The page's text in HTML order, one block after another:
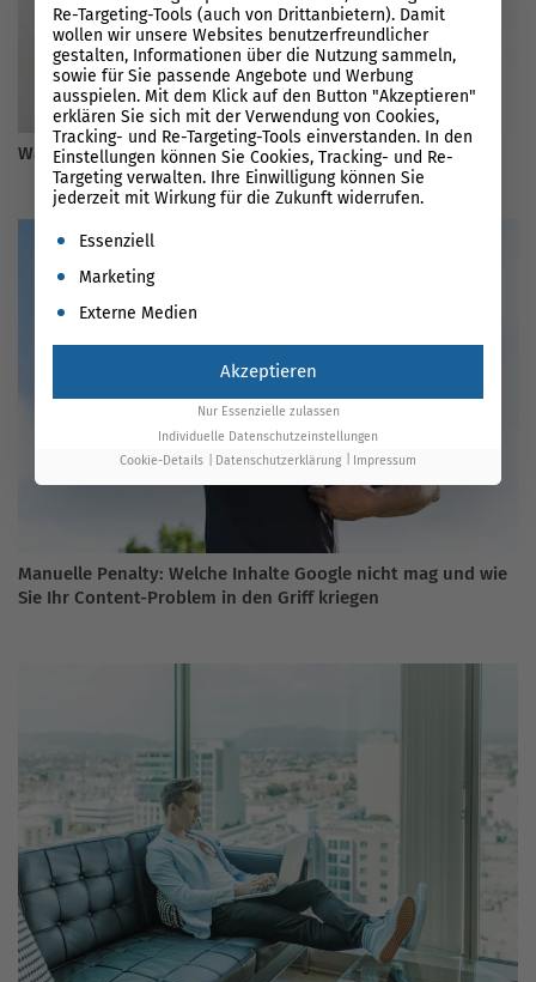
Was ist Social Media Advertising? Der Guide für 2026
Manuelle Penalty: Welche Inhalte Google nicht mag und wie
Sie Ihr Content-Problem in den Griff kriegen
Re-Targeting-Tools (auch von Drittanbietern). Damit
wollen wir unsere Websites benutzerfreundlicher
gestalten, Informationen über die Nutzung sammeln,
sowie für Sie passende Angebote und Werbung
ausspielen. Mit dem Klick auf den Button "Akzeptieren"
erklären Sie sich mit der Verwendung von Cookies,
Tracking- und Re-Targeting-Tools einverstanden. In den
Einstellungen können Sie Cookies, Tracking- und Re-
Targeting verwalten. Ihre Einwilligung können Sie
jederzeit mit Wirkung für die Zukunft widerrufen.
Es folgt eine Liste der Service-Gruppen, für die eine
Essenziell
Marketing
Externe Medien
Akzeptieren
Nur Essenzielle zulassen
Individuelle Datenschutzeinstellungen
Cookie-Details
Datenschutzerklärung Impressum